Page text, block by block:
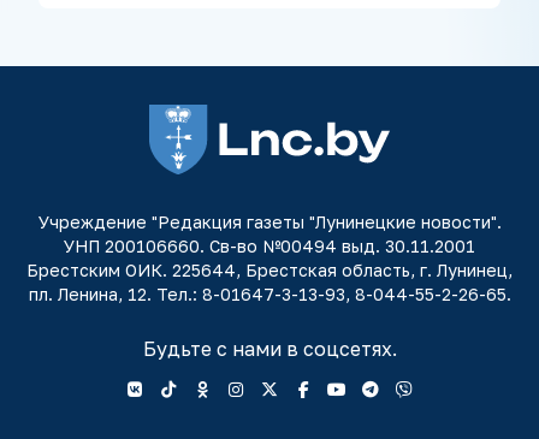
Учреждение "Редакция газеты "Лунинецкие новости".
УНП 200106660. Св-во №00494 выд. 30.11.2001
Брестским ОИК. 225644, Брестская область, г. Лунинец,
пл. Ленина, 12. Тел.: 8-01647-3-13-93, 8-044-55-2-26-65.
Будьте с нами в соцсетях.